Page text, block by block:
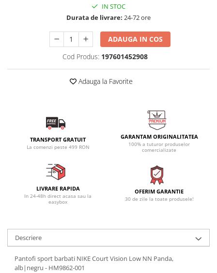
IN STOC
Durata de livrare: 24-72 ore
ADAUGA IN COS
Cod Produs: 197601452908
Adauga la Favorite
TRANSPORT GRATUIT
La comenzi peste 499 RON
GARANTAM ORIGINALITATEA
100% a tuturor produselor
comercializate
LIVRARE RAPIDA
In 24-48h direct acasa sau la
easybox
OFERIM GARANTIE
30 de zile la toate produsele!
Descriere
Pantofi sport barbati NIKE Court Vision Low NN Panda,
alb|negru - HM9862-001